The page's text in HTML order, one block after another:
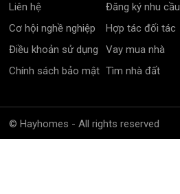
Liên hệ
Cơ hội nghề nghiệp
Điều khoản sử dụng
Chính sách bảo mật
Đăng ký nhu cầu
Hợp tác đối tác
Vay mua nhà
Tìm nhà đất
© Hayhomes - All rights reserved